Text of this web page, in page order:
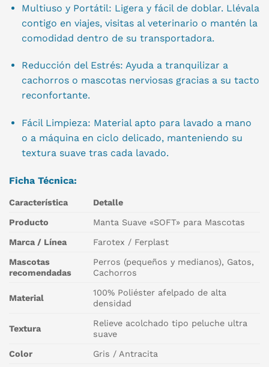
Multiuso y Portátil: Ligera y fácil de doblar. Llévala
contigo en viajes, visitas al veterinario o mantén la
comodidad dentro de su transportadora.
Reducción del Estrés: Ayuda a tranquilizar a
cachorros o mascotas nerviosas gracias a su tacto
reconfortante.
Fácil Limpieza: Material apto para lavado a mano
o a máquina en ciclo delicado, manteniendo su
textura suave tras cada lavado.
Ficha Técnica:
Característica Detalle
Producto Manta Suave «SOFT» para Mascotas
Marca / Línea Farotex / Ferplast
Mascotas
recomendadas
Perros (pequeños y medianos), Gatos,
Cachorros
Material
100% Poliéster afelpado de alta
densidad
Textura
Relieve acolchado tipo peluche ultra
suave
Color Gris / Antracita